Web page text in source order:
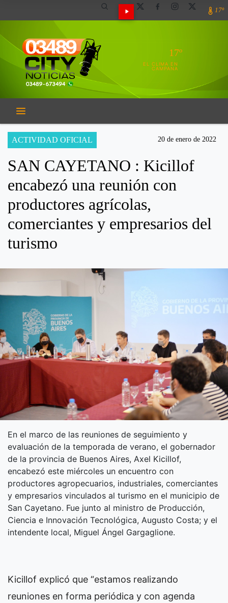
17º
17º
EL CLIMA EN
CAMPANA
ACTIVIDAD OFICIAL 20 de enero de 2022
SAN CAYETANO : Kicillof
encabezó una reunión con
productores agrícolas,
comerciantes y empresarios del
turismo
En el marco de las reuniones de seguimiento y
evaluación de la temporada de verano, el gobernador
de la provincia de Buenos Aires, Axel Kicillof,
encabezó este miércoles un encuentro con
productores agropecuarios, industriales, comerciantes
y empresarios vinculados al turismo en el municipio de
San Cayetano. Fue junto al ministro de Producción,
Ciencia e Innovación Tecnológica, Augusto Costa; y el
intendente local, Miguel Ángel Gargaglione.
Kicillof explicó que “estamos realizando
reuniones en forma periódica y con agenda